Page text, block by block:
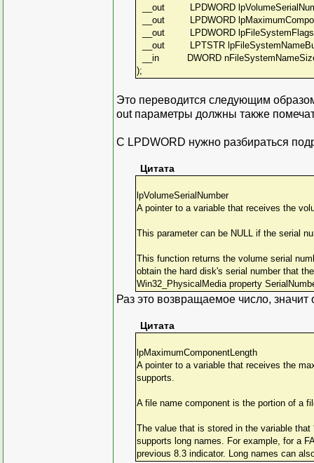
__out LPDWORD
__out LPDWORD
__out LPDWORD
__out LPTSTR
__in DWORD
);
Это переводится следующим
out параметры должны также
С LPDWORD нужно разбираться
Цитата
lpVolumeSerialNumber
A pointer to a variable that receives the
This parameter can be NULL if the serial
This function returns the volume serial
obtain the hard disk's serial number that
Win32_PhysicalMedia property
Раз это возвращаемое число, значит
Цитата
lpMaximumComponentLength
A pointer to a variable that receives the
supports.
A file name component is the portion of a
The value that is stored in the variable
supports long names. For example, for a
previous 8.3 indicator. Long names can